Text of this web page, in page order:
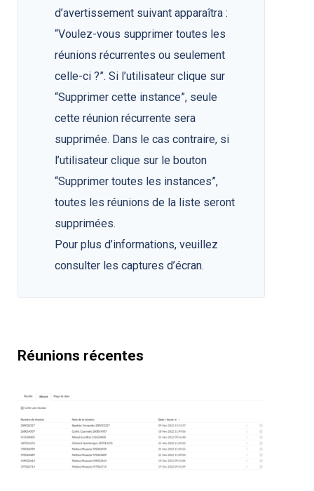
d’avertissement suivant apparaîtra :
“Voulez-vous supprimer toutes les
réunions récurrentes ou seulement
celle-ci ?”. Si l’utilisateur clique sur
“Supprimer cette instance”, seule
cette réunion récurrente sera
supprimée. Dans le cas contraire, si
l’utilisateur clique sur le bouton
“Supprimer toutes les instances”,
toutes les réunions de la liste seront
supprimées.
Pour plus d’informations, veuillez
consulter les captures d’écran.
Réunions récentes